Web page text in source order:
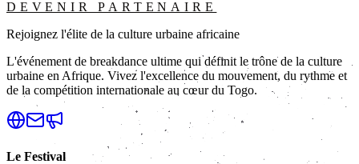
DEVENIR PARTENAIRE
Rejoignez l'élite de la culture urbaine africaine
L'événement de breakdance ultime qui définit le trône de la culture
urbaine en Afrique. Vivez l'excellence du mouvement, du rythme et
de la compétition internationale au cœur du Togo.
Le Festival